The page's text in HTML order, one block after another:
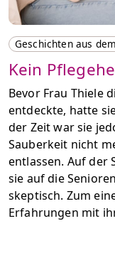
Geschichten aus
Kein
Bevor Frau Thiele
entdeckte, hatte
der Zeit war sie
Sauberkeit nicht
entlassen. Auf der
sie auf die
skeptisch. Zum
Erfahrungen mit